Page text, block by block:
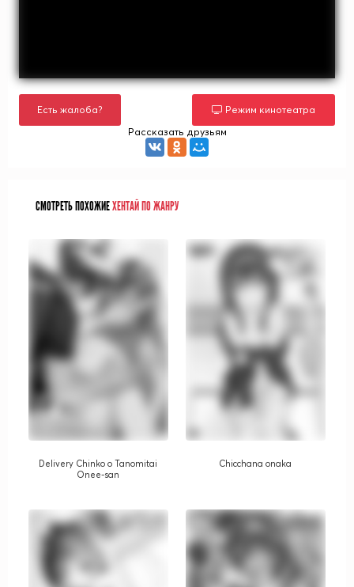
Есть жалоба?
Режим кинотеатра
Рассказать друзьям
СМОТРЕТЬ ПОХОЖИЕХЕНТАЙ ПО ЖАНРУ
Delivery Chinko o Tanomitai
Onee-san
Chicchana onaka